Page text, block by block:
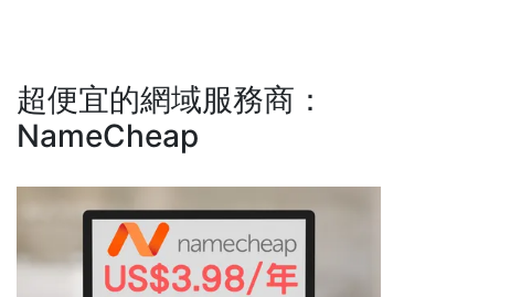
超便宜的網域服務商：
NameCheap